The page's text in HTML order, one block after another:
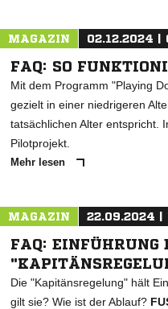
MAGAZIN 02.12.2024 |
FAQ: SO
Mit dem Programm "Playing
gezielt in einer niedrigeren
tatsächlichen Alter entspricht.
Pilotprojekt.
Mehr lesen
MAGAZIN 22.09.2024 |
FAQ: EINFÜHRUNG
Die "Kapitänsregelung" hält
gilt sie? Wie ist der Ablauf?